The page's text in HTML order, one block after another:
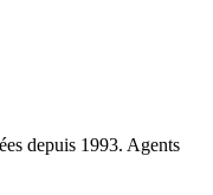
depuis 1993. Agents